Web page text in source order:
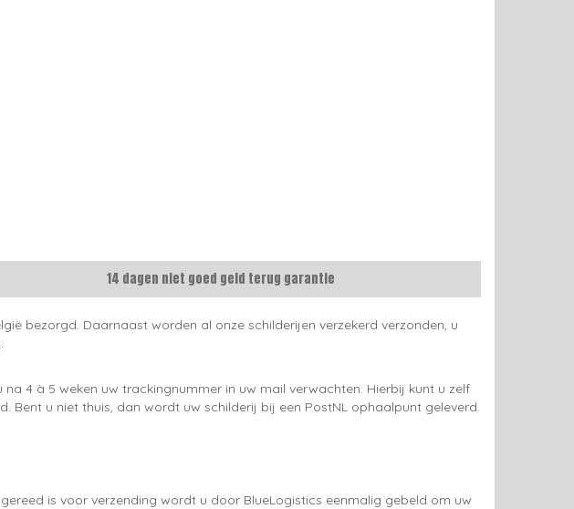
14 dagen niet goed geld terug garantie
bezorgd. Daarnaast worden al onze schilderijen verzekerd verzonden, u
4 à 5 weken uw trackingnummer in uw mail verwachten. Hierbij kunt u zelf
Bent u niet thuis, dan wordt uw schilderij bij een PostNL ophaalpunt geleverd.
is voor verzending wordt u door BlueLogistics eenmalig gebeld om uw